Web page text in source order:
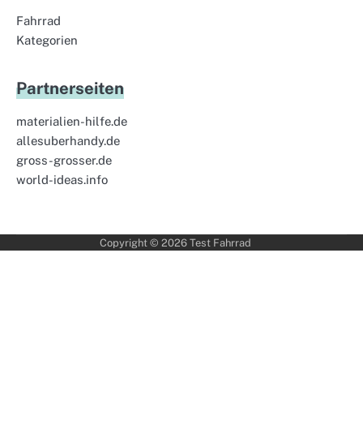
Fahrrad
Kategorien
Partnerseiten
materialien-hilfe.de
allesuberhandy.de
gross-grosser.de
world-ideas.info
Copyright © 2026 Test Fahrrad